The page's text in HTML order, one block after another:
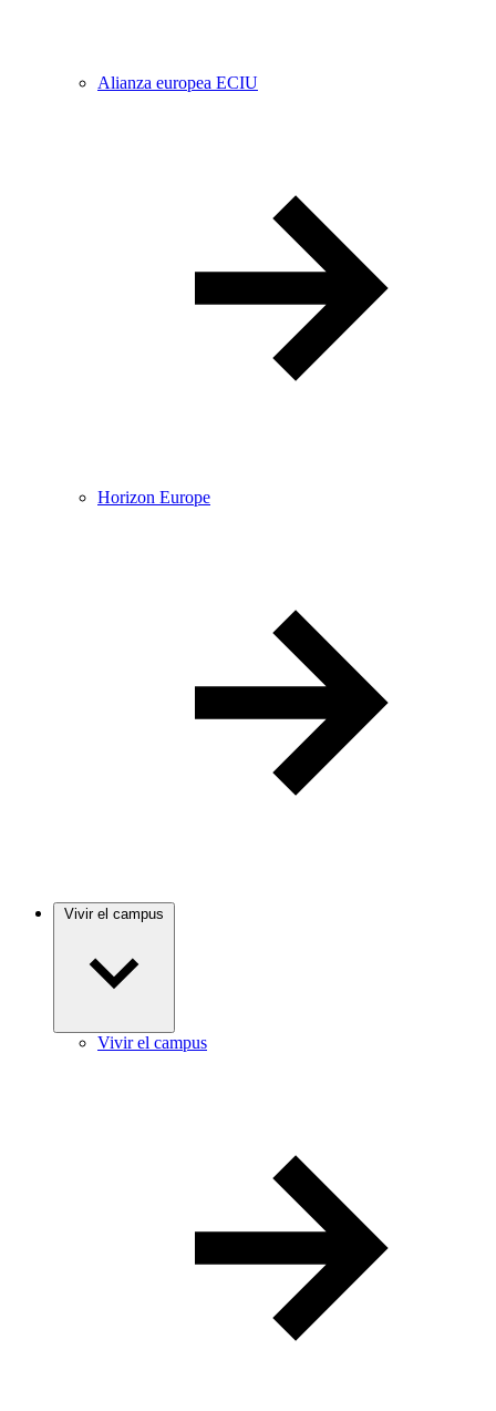
Alianza europea ECIU
Horizon Europe
Vivir el campus
Vivir el campus